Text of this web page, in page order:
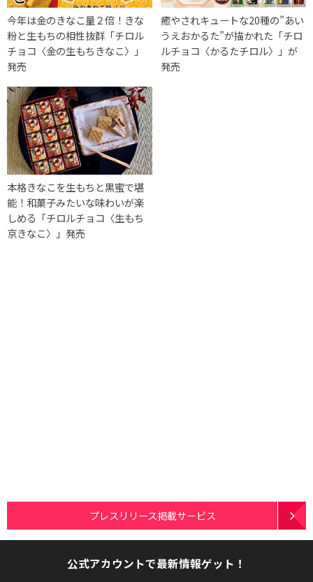
今年は金のきなこ量２倍！きな
粉と生もちの相性抜群「チロル
チョコ〈金の生もちきなこ〉」
発売
癒やされキュートな20種の”あい
うえおかるた”が描かれた「チロ
ルチョコ〈かるたチロル〉」が
発売
本格きなこを生もちと黒蜜で堪
能！和菓子みたいな味わいが楽
しめる「チロルチョコ〈生もち
京きなこ〉」発売
プレスリリース掲載サービス
公式アカウントで最新情報ゲット！